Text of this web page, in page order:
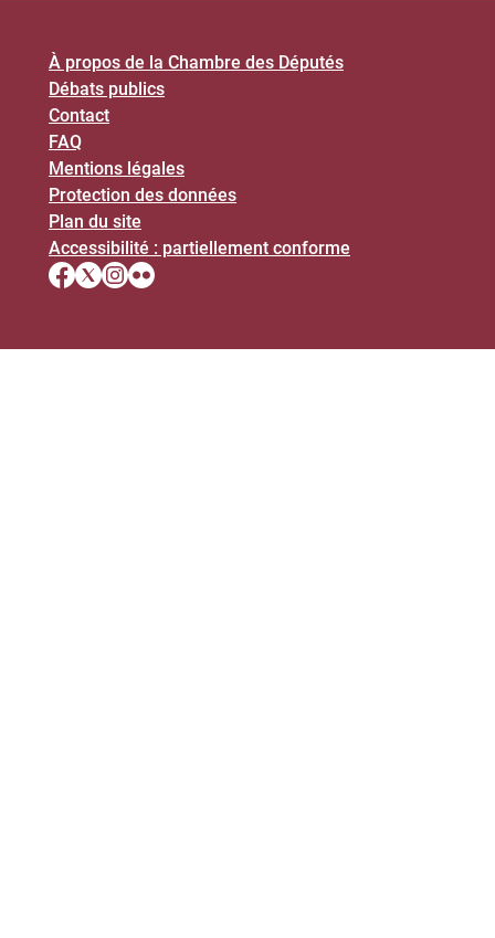
À propos de la Chambre des Députés
Débats publics
Contact
FAQ
Mentions légales
Protection des données
Plan du site
Accessibilité : partiellement conforme